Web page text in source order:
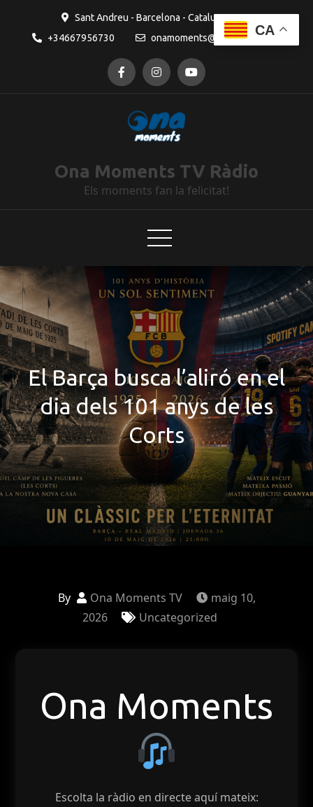
Sant Andreu - Barcelona - Catalunya
+34667956730
onamoments@gmail.com
Ona Moments TV Ràdio
Els moments fan la felicitat!
El Barça busca l’aliró en el
dia dels 101 anys de les
Corts
By Ona Moments TV
maig 10,
2026
Uncategorized
Ona Moments
Escolta la ràdio en directe aquí mateix:
CA